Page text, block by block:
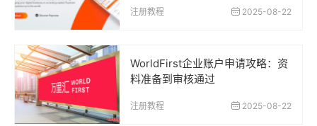
注册教程 2025-08-22
WorldFirst企业账户申请攻略：资
料准备到审核通过
注册教程 2025-08-22